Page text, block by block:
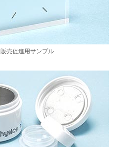
販売促進用サンプル